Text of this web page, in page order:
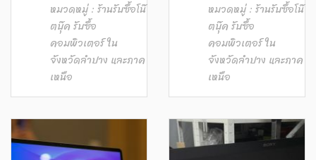
หมวดหมู่ : ร้านรับซื้อโน๊
ตบุ๊ค รับซื้อ
คอมพิวเตอร์ ใน
จังหวัดลำปาง และภาค
เหนือ
หมวดหมู่ : ร้านรับซื้อโน๊
ตบุ๊ค รับซื้อ
คอมพิวเตอร์ ใน
จังหวัดลำปาง และภาค
เหนือ